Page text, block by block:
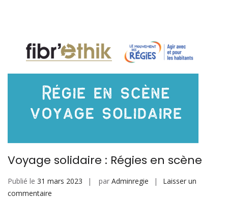
de
Voyage solidaire : Régies en scène
Publié le 31 mars 2023 par Adminregie
Laisser un
commentaire